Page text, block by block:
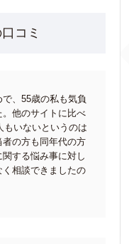
コミ
、55歳の私も気負
他のサイトに比べ
もいないというのは
の方も同年代の方
する悩み事に対し
相談できましたの